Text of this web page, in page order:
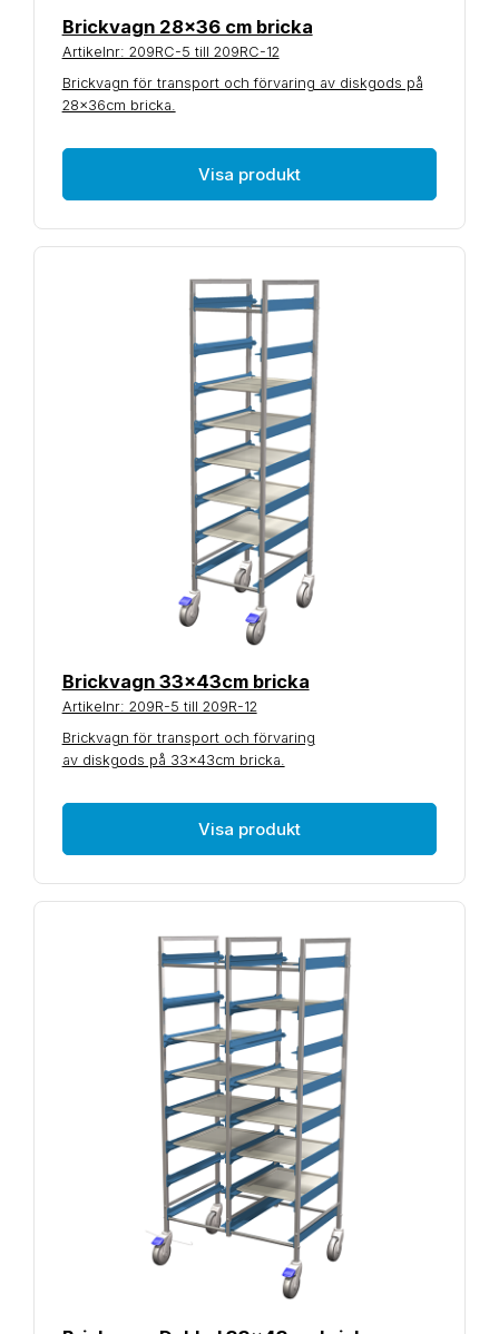
Brickvagn 28x36 cm bricka
Artikelnr: 209RC-5 till 209RC-12
Brickvagn för transport och förvaring av diskgods på
28x36cm bricka.
Visa produkt
Brickvagn 33x43cm bricka
Artikelnr: 209R-5 till 209R-12
Brickvagn för transport och förvaring
av diskgods på 33x43cm bricka.
Visa produkt